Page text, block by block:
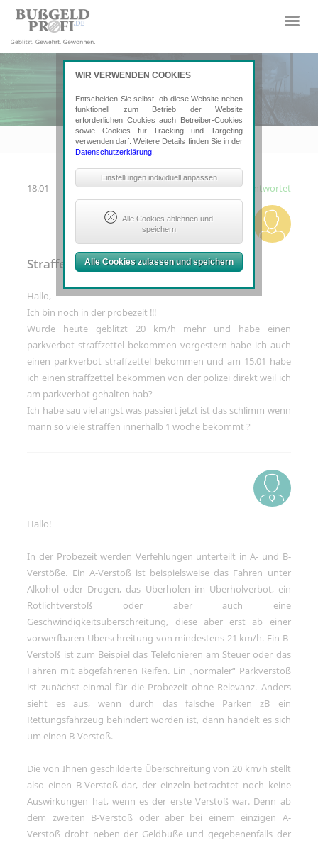
WIR VERWENDEN COOKIES
Entscheiden Sie selbst, ob diese Website neben
funktionell zum Betrieb der Website
erforderlichen Cookies auch Betreiber-Cookies
sowie Cookies für Tracking und Targeting
verwenden darf. Weitere Details finden Sie in der
Datenschutzerklärung
Notwendige Cookies
Funktionalität der Website zu sichern.
Erforderlich: Consent-Entscheidung,
Google ReCaptcha
Tracking- und Targeting-Cookies
Sind erforderlich, um unsere Website
auf Ihre Bedürfnisse hin zu optimieren.
Gestaltung und fortlaufende
einschließlich der Verknüpfung zu
Social-Media-Angeboten.
Betreibercookies
Diese Cookies sind erforderlich, um z.B.
den Kartendienst von Google Maps zu
nutzen, mit dem Sie sich Standorte
unserer Kanzleien anzeigen lassen
können.
Einstellungen individuell anpassen
Alle Cookies ablehnen und
speichern
Alle Cookies zulassen und speichern
18.01 Beantwortet
Straffen Bußgeld
Hallo,
Ich bin noch in der probezeit !!!
Wurde heute geblitzt 20 km/h mehr und habe einen
parkverbot straffzettel bekommen vorgestern habe ich auch
einen parkverbot straffzettel bekommen und am 15.01 habe
ich einen straffzettel bekommen von der polizei direkt weil ich
am parkverbot gehalten hab?
Ich habe sau viel angst was passiert jetzt ist das schlimm wenn
mann so viele straffen innerhalb 1 woche bekommt ?
Hallo!
In der Probezeit werden Verfehlungen unterteilt in A- und B-
Verstöße. Ein A-Verstoß ist beispielsweise das Fahren unter
Alkohol oder Drogen, das Überholen im Überholverbot, ein
Rotlichtverstoß oder aber auch eine
Geschwindigkeitsüberschreitung, diese aber erst ab einer
vorwerfbaren Überschreitung von mindestens 21 km/h. Ein B-
Verstoß ist zum Beispiel das Telefonieren am Steuer oder das
Fahren mit abgefahrenen Reifen. Ein
normaler
Parkverstoß
ist zunächst einmal für die Probezeit ohne Relevanz. Anders
sieht es aus, wenn durch das falsche Parken zB ein
Rettungsfahrzeug behindert worden ist, dann handelt es sich
um einen B-Verstoß.
Die von Ihnen geschilderte Überschreitung von 20 km/h stellt
also einen B-Verstoß dar, der einzeln betrachtet noch keine
Auswirkungen hat, wenn es der erste Verstoß war. Denn ab
dem zweiten B-Verstoß oder aber bei einem einzigen A-
Verstoß droht neben der Geldbuße und gegebenenfalls der